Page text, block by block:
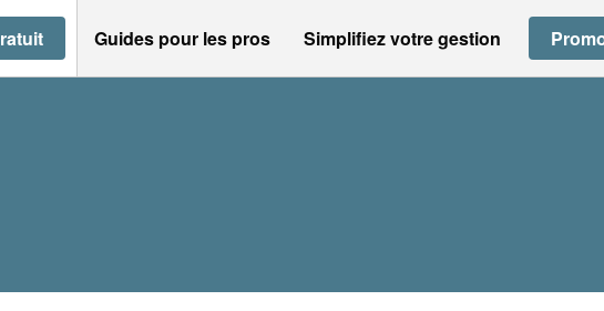
Guides pour les pros Simplifiez votre gestion